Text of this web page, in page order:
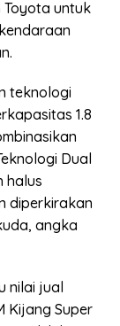
Toyota untuk
teknologi
1.8
Dual
halus
diperkirakan
angka
nilai jual
Kijang Super